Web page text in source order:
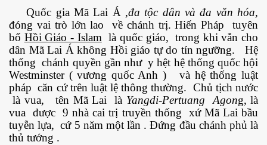
Quốc gia Mã Lai Á ,đa tộc dân và đa văn hóa,
đóng vai trò lớn lao về chánh trị. Hiến Pháp tuyên
bố Hồi Giáo - Islamlà quốc giáo, trong khi vẫn cho
dân Mã Lai Á không Hồi giáo tự do tín ngưỡng. Hệ
thống chánh quyền gần như y hệt hệ thống quốc hội
Westminster ( vương quốc Anh ) và hệ thống luật
pháp căn cứ trên luật lệ thông thường. Chủ tịch nước
là vua, tên Mã Lai là Yangdi-Pertuang Agong, là
vua được 9 nhà cai trị truyền thống xứ Mã Lai bầu
tuyễn lựa, cứ 5 năm một lần . Đứng đầu chánh phủ là
thủ tướng .
nay